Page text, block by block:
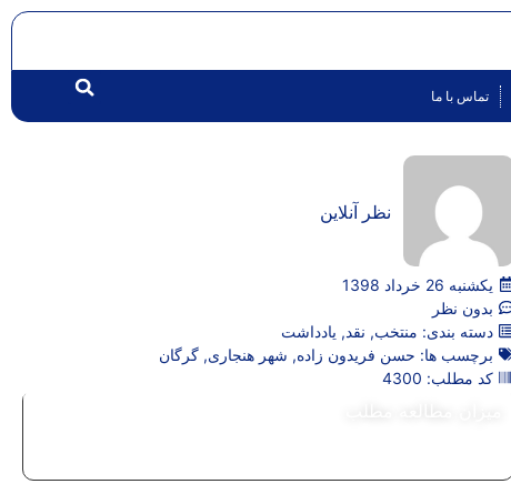
تماس با ما
نظر آنلاین
یکشنبه 26 خرداد 1398
بدون نظر
دسته بندی: منتخب, نقد, یادداشت
برچسب ها: حسن فریدون زاده, شهر هنجاری, گرگان
کد مطلب: 4300